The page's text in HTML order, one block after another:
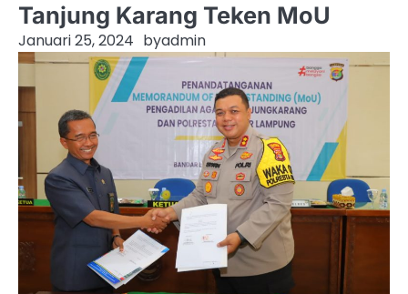
Tanjung Karang Teken MoU
Januari 25, 2024 byadmin